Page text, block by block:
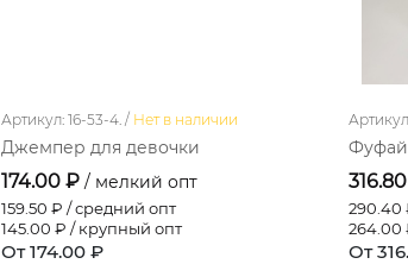
Артикул: 16-53-4. / Нет в наличии
Джемпер для девочки
174.00 ₽ / мелкий опт
159.50 ₽ / средний опт
145.00 ₽ / крупный опт
От 174.00 ₽
290.40
264.00
От